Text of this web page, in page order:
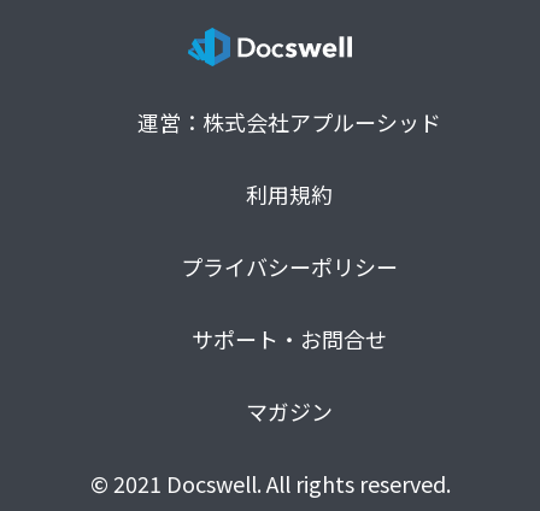
運営：株式会社アプルーシッド
利用規約
プライバシーポリシー
サポート・お問合せ
マガジン
© 2021 Docswell. All rights reserved.